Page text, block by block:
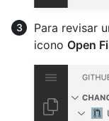
Para revisar
icono Open